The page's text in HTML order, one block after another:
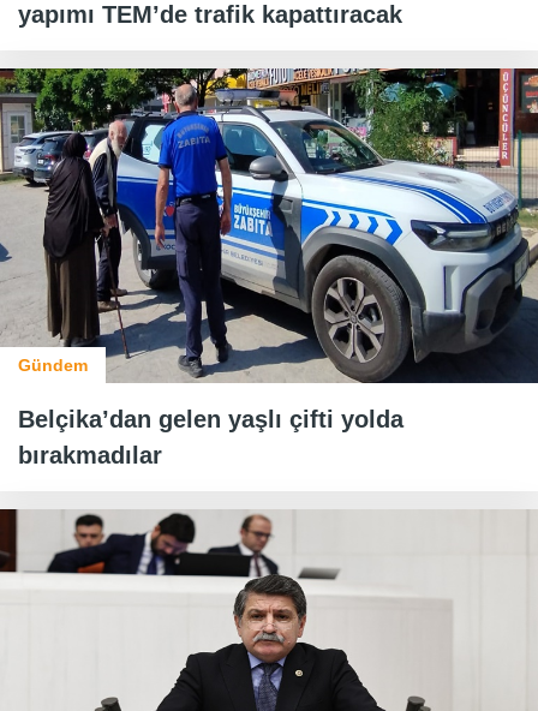
yapımı TEM’de trafik kapattıracak
Gündem
Belçika’dan gelen yaşlı çifti yolda
bırakmadılar